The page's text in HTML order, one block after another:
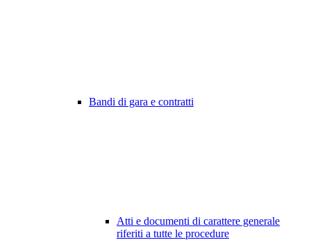
Bandi di gara e contratti
Atti e documenti di carattere generale
riferiti a tutte le procedure